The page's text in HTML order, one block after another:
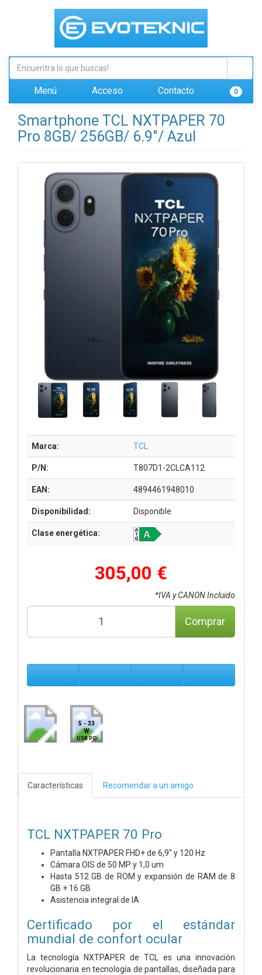
Menú Acceso Contacto 0
Smartphone TCL NXTPAPER 70
Pro 8GB/ 256GB/ 6.9"/ Azul
Marca: TCL
P/N: T807D1-2CLCA112
EAN: 4894461948010
Disponibilidad: Disponible
Clase energética:
305,00 €
*IVA y CANON Incluido
Comprar
5 - 33
W
USB PD
Características Recomendar a un amigo
TCL NXTPAPER 70 Pro
Pantalla NXTPAPER FHD+ de 6,9" y 120 Hz
Cámara OIS de 50 MP y 1,0 um
Hasta 512 GB de ROM y expansión de RAM de 8
GB + 16 GB
Asistencia integral de IA
Certificado por el estándar
mundial de confort ocular
La tecnología NXTPAPER de TCL es una innovación
revolucionaria en tecnología de pantallas, diseñada para